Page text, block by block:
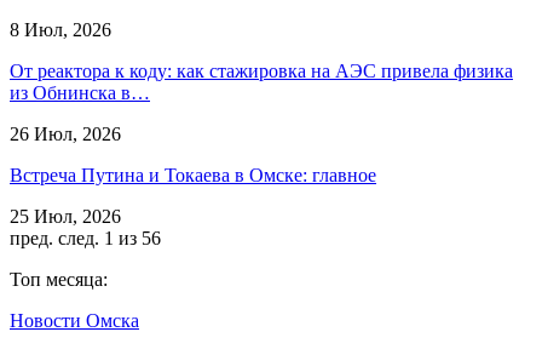
8 Июл, 2026
От реактора к коду: как стажировка на АЭС привела физика
из Обнинска в…
26 Июл, 2026
Встреча Путина и Токаева в Омске: главное
25 Июл, 2026
пред. след. 1 из 56
Топ месяца:
Новости Омска